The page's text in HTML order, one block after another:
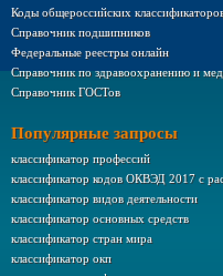
Коды общероссийских
Справочник подшипников
Федеральные реестры онлайн
Справочник по здравоохранению и
Справочник ГОСТов
Популярные запросы
классификатор профессий
классификатор кодов ОКВЭД 2017 с
классификатор видов деятельности
классификатор основных средств
классификатор стран мира
классификатор окп